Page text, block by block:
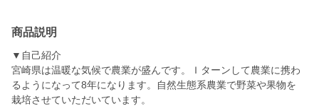
商品説明
▼自己紹介
宮崎県は温暖な気候で農業が盛んです。Ｉターンして農業に携わ
るようになって8年になります。自然生態系農業で野菜や果物を
栽培させていただいています。